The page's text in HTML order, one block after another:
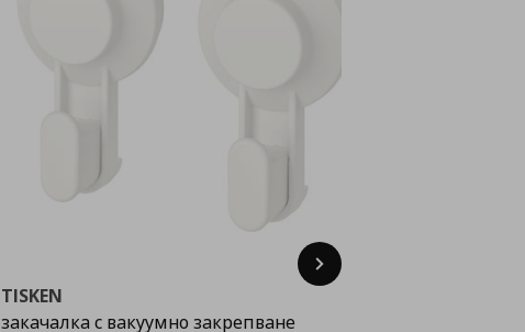
TISKEN
закачалка с вакуумно закрепване
Next